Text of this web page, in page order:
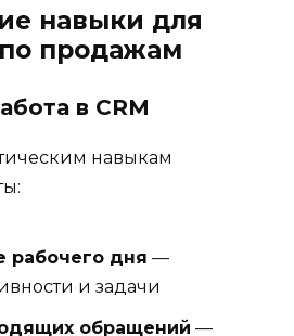
навыки для
продажам
в CRM
навыкам
рабочего дня —
и задачи
обращений —